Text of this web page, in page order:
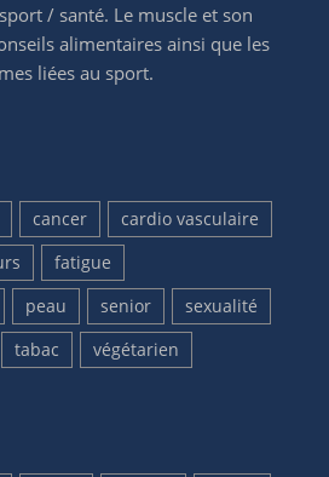
/ santé. Le muscle et son
alimentaires ainsi que les
liées au sport.
cancer
cardio vasculaire
fatigue
peau senior
sexualité
tabac végétarien